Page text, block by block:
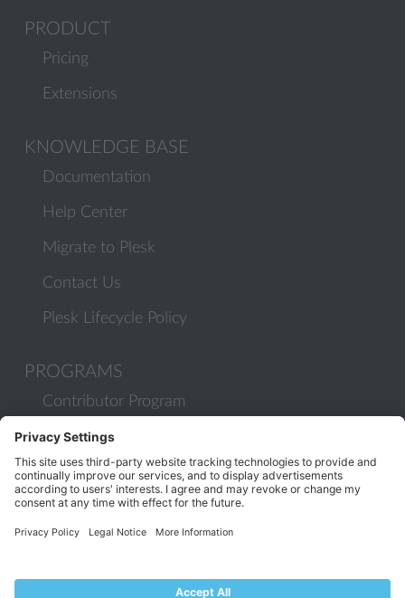
PRODUCT
Pricing
Extensions
KNOWLEDGE BASE
Documentation
Help Center
Migrate to Plesk
Contact Us
Plesk Lifecycle Policy
PROGRAMS
Contributor Program
Partner Program
COMMUNITY